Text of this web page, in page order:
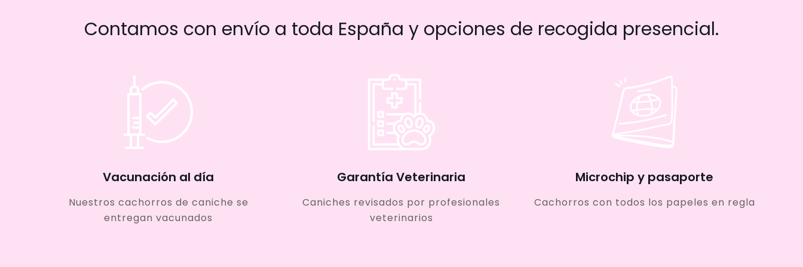
Contamos con envío a toda España y opciones de recogida presencial.
Vacunación al día
Nuestros cachorros de caniche se
entregan vacunados
Garantía Veterinaria
Caniches revisados por profesionales
veterinarios
Microchip y pasaporte
Cachorros con todos los papeles en regla